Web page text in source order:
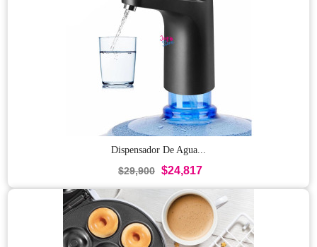
Dispensador De Agua...
$29,900 $24,817